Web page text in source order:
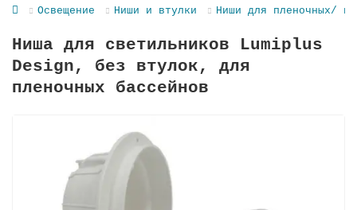
Освещение Ниши и втулки Ниши для пленочных/
Ниша для светильников Lumiplus
Design, без втулок, для
пленочных бассейнов